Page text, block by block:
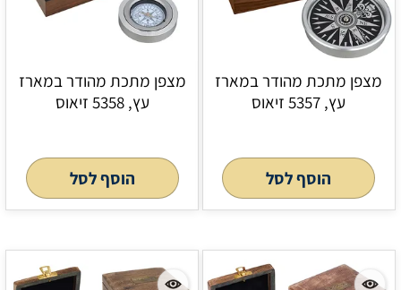
מצפן מתכת מהודר במארז
עץ, 5357 זיאוס
הוסף לסל
מצפן מתכת מהודר במארז
עץ, 5358 זיאוס
הוסף לסל